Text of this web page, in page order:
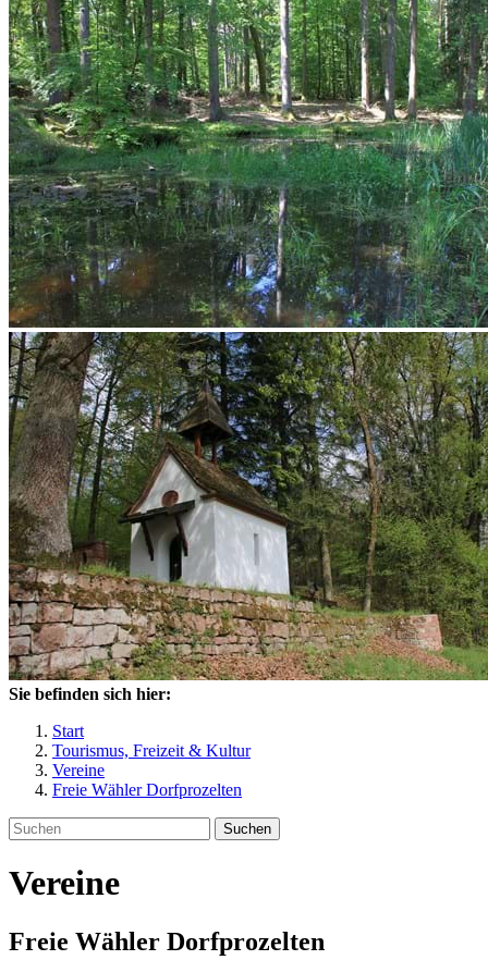
Sie befinden sich hier:
Start
Tourismus, Freizeit & Kultur
Vereine
Freie Wähler Dorfprozelten
Suchen
Vereine
Freie Wähler Dorfprozelten